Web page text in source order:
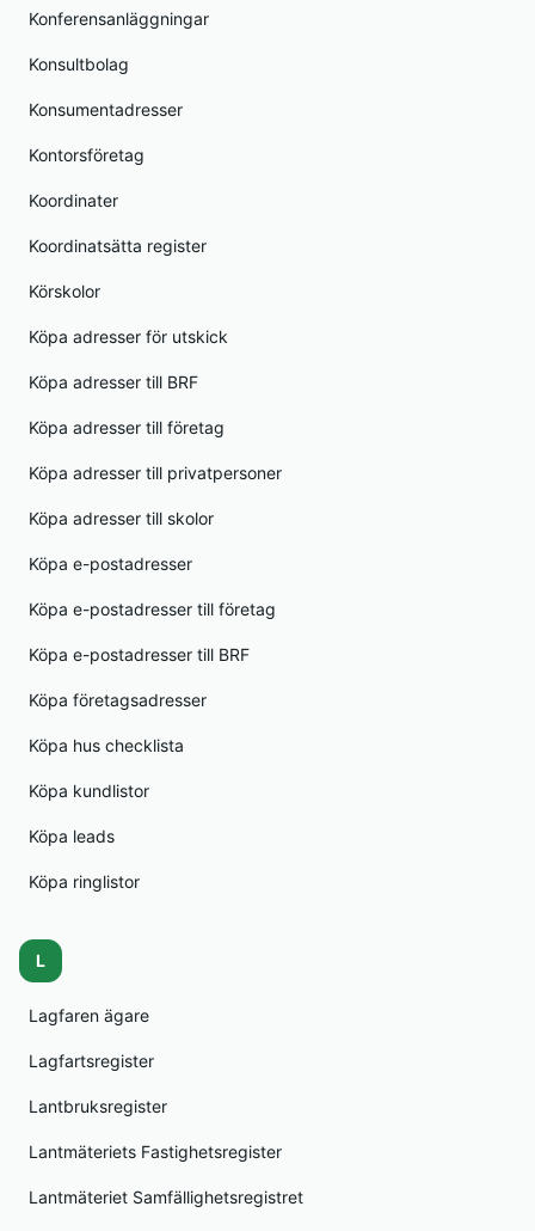
Konferensanläggningar
Konsultbolag
Konsumentadresser
Kontorsföretag
Koordinater
Koordinatsätta register
Körskolor
Köpa adresser för utskick
Köpa adresser till BRF
Köpa adresser till företag
Köpa adresser till privatpersoner
Köpa adresser till skolor
Köpa e-postadresser
Köpa e-postadresser till företag
Köpa e-postadresser till BRF
Köpa företagsadresser
Köpa hus checklista
Köpa kundlistor
Köpa leads
Köpa ringlistor
L
Lagfaren ägare
Lagfartsregister
Lantbruksregister
Lantmäteriets Fastighetsregister
Lantmäteriet Samfällighetsregistret